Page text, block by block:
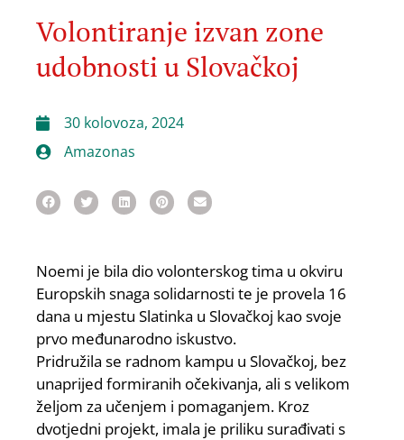
Volontiranje izvan zone
udobnosti u Slovačkoj
30 kolovoza, 2024
Amazonas
Noemi je bila dio volonterskog tima u okviru
Europskih snaga solidarnosti te je provela 16
dana u mjestu Slatinka u Slovačkoj kao svoje
prvo međunarodno iskustvo.
Pridružila se radnom kampu u Slovačkoj, bez
unaprijed formiranih očekivanja, ali s velikom
željom za učenjem i pomaganjem. Kroz
dvotjedni projekt, imala je priliku surađivati s